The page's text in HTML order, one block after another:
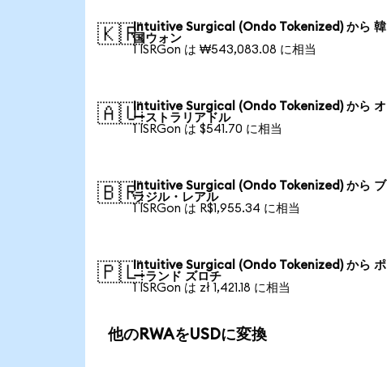
🇰🇷Intuitive Surgical (Ondo Tokenized) から 韓
国ウォン
1 ISRGon は ₩543,083.08 に相当
🇦🇺Intuitive Surgical (Ondo Tokenized) から オ
ーストラリアドル
1 ISRGon は $541.70 に相当
🇧🇷Intuitive Surgical (Ondo Tokenized) から ブ
ラジル・レアル
1 ISRGon は R$1,955.34 に相当
🇵🇱Intuitive Surgical (Ondo Tokenized) から ポ
ーランド ズロチ
1 ISRGon は zł 1,421.18 に相当
他のRWAをUSDに変換